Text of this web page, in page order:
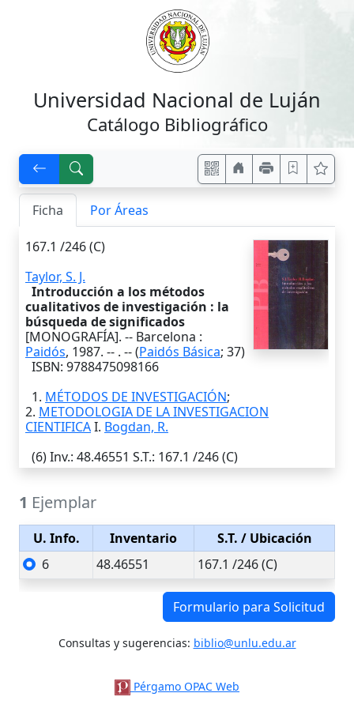
Universidad Nacional de Luján
Catálogo Bibliográfico
Ficha Por Áreas
167.1 /246 (C)
Taylor, S. J.
Introducción a los métodos
cualitativos de investigación : la
búsqueda de significados
[MONOGRAFÍA]. -- Barcelona :
Paidós, 1987. -- . -- (Paidós Básica; 37)
ISBN: 9788475098166
1. MÉTODOS DE INVESTIGACIÓN;
2. METODOLOGIA DE LA INVESTIGACION
CIENTIFICAI. Bogdan, R.
(6)Inv.: 48.46551 S.T.: 167.1 /246 (C)
1 Ejemplar
U. Info. Inventario S.T. / Ubicación
6
48.46551 167.1 /246 (C)
Formulario para Solicitud
Consultas y sugerencias: biblio@unlu.edu.ar
Pérgamo OPAC Web